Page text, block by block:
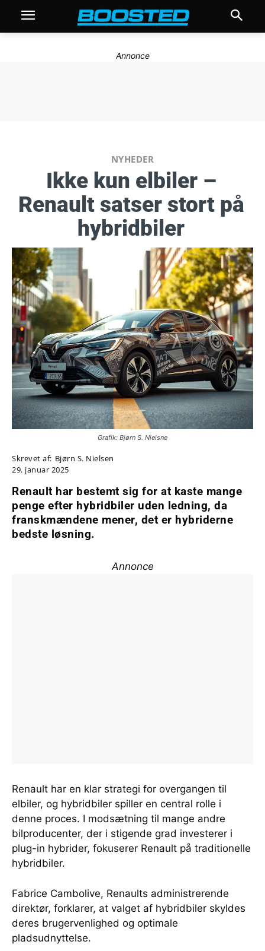
Annonce
NYHEDER
Ikke kun elbiler –
Renault satser stort på
hybridbiler
Grafik: Bjørn S. Nielsne
Skrevet af: Bjørn S. Nielsen
29. januar 2025
Renault har bestemt sig for at kaste mange
penge efter hybridbiler uden ledning, da
franskmændene mener, det er hybriderne
bedste løsning.
Annonce
Renault har en klar strategi for overgangen til
elbiler, og hybridbiler spiller en central rolle i
denne proces. I modsætning til mange andre
bilproducenter, der i stigende grad investerer i
plug-in hybrider, fokuserer Renault på traditionelle
hybridbiler.
Fabrice Cambolive, Renaults administrerende
direktør, forklarer, at valget af hybridbiler skyldes
deres brugervenlighed og optimale
pladsudnyttelse.